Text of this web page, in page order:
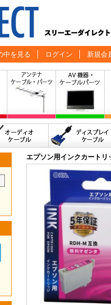
中を見る ログイン 新規会
エプソン用インクカート